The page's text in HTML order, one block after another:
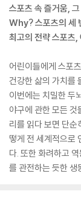
스포츠 속 즐거움,
Why? 스포츠의 세
최고의 전략 스포츠,
어린이들에게 스포
건강한 삶의 가치를
이번에는 치밀한 두
야구에 관한 모든 것
리를 읽다 보면 단순
떻게 전 세계적으로
다. 또한 화려하고
를 관전하는 듯한 생